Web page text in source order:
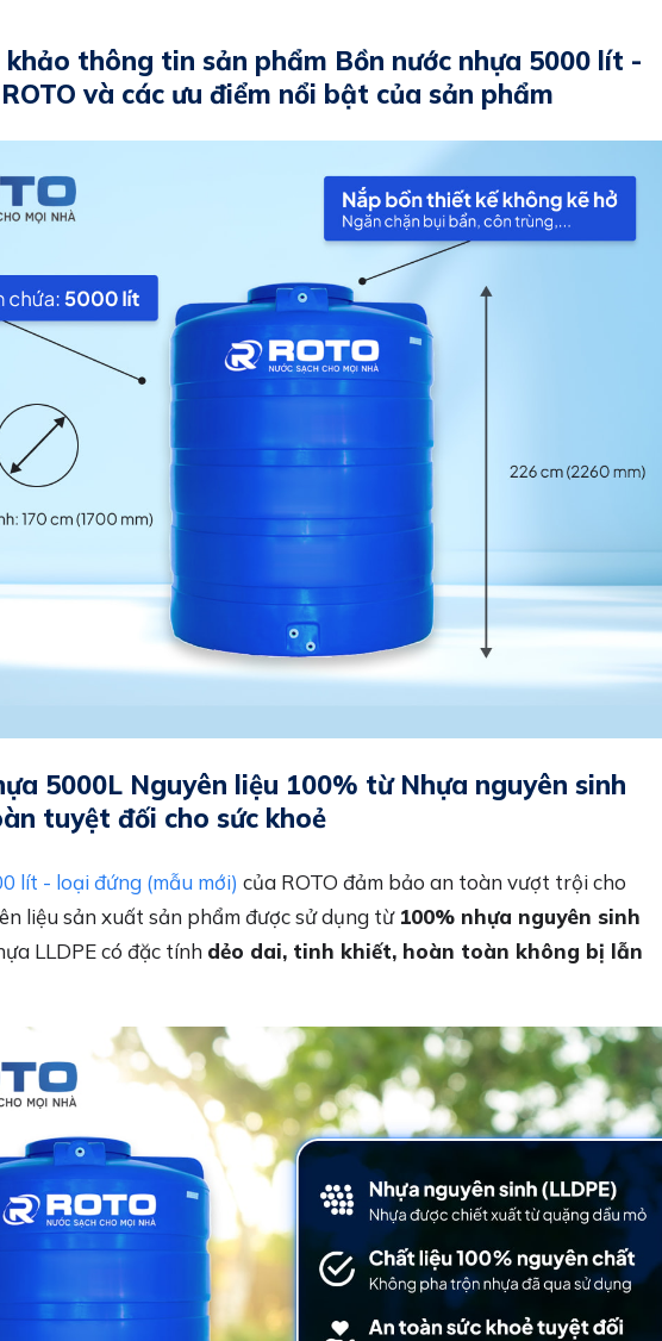
thông tin sản phẩm Bồn nước nhựa 5000 lít -
và các ưu điểm nổi bật của sản phẩm
5000L Nguyên liệu 100% từ Nhựa nguyên sinh
tuyệt đối cho sức khoẻ
lít - loại đứng (mẫu mới) của ROTO đảm bảo an toàn vượt trội cho
liệu sản xuất sản phẩm được sử dụng từ 100% nhựa nguyên sinh
LLDPE có đặc tính dẻo dai, tinh khiết, hoàn toàn không bị lẫn